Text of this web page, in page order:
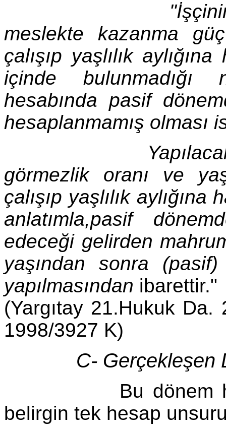
"İşçinin
meslekte kazanma
çalışıp yaşlılık
içinde bulunmadığı
hesabında pasif
hesaplanmamış olması
Yapılacak
görmezlik oranı ve
çalışıp yaşlılık
anlatımla,pasif
edeceği gelirden
yaşından sonra
yapılmasından ibarettir."
(Yargıtay 21.Hukuk
1998/3927 K)
C- Gerçekleşen
Bu dönem
belirgin tek hesap